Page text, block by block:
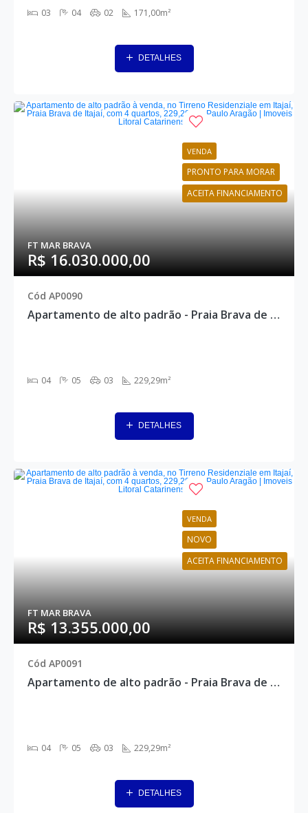
03 04 02 171,00m²
DETALHES
VENDA
PRONTO PARA MORAR
ACEITA FINANCIAMENTO
FT MAR BRAVA
R$ 16.030.000,00
Cód AP0090
Apartamento de alto padrão - Praia Brava de Itajaí, Itajaí - AP0090
04 05 03 229,29m²
DETALHES
VENDA
NOVO
ACEITA FINANCIAMENTO
FT MAR BRAVA
R$ 13.355.000,00
Cód AP0091
Apartamento de alto padrão - Praia Brava de Itajaí, Itajaí - AP0091
04 05 03 229,29m²
DETALHES